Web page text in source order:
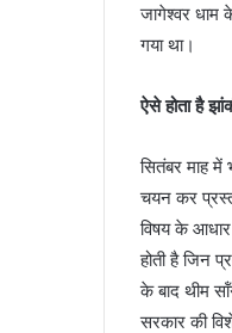
जागेश्वर धाम
गया था।
ऐसे होता है
सितंबर माह में
चयन कर
विषय के
होती है जिन
के बाद थीम
सरकार की